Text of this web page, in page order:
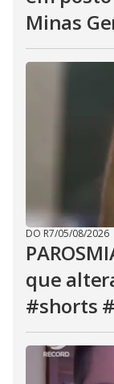
Minas
DO R7/05/08/2026
que
#shorts